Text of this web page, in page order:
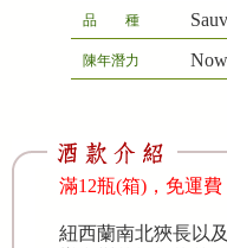
品 種
陳年潛力 Now
滿12瓶(箱)，免運費
紐西蘭南北狹長以